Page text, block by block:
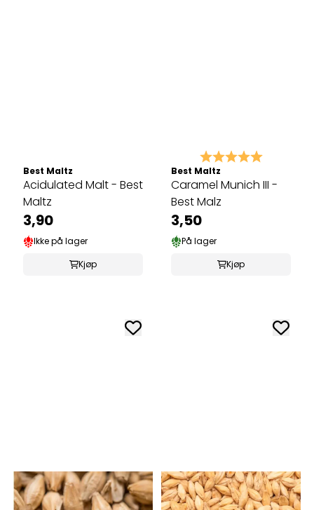
Best Maltz
Acidulated Malt - Best
Maltz
3,90
Ikke på lager
Kjøp
Karakter: 5.0 av 5
Best Maltz
Caramel Munich III -
Best Malz
3,50
På lager
Kjøp